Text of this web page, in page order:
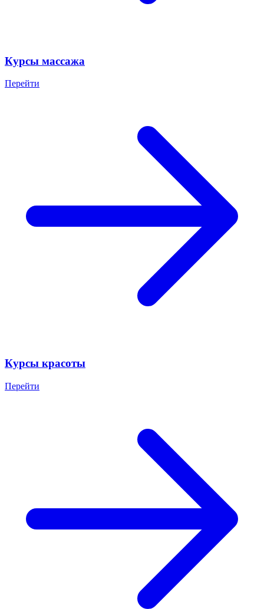
Курсы массажа
Перейти
Курсы красоты
Перейти